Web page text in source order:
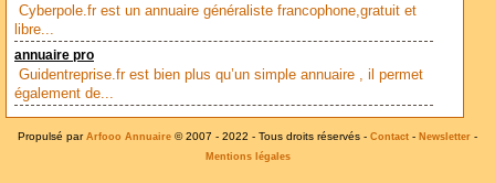
Cyberpole.fr est un annuaire généraliste francophone,gratuit et
libre...
annuaire pro
Guidentreprise.fr est bien plus qu’un simple annuaire , il permet
également de...
Propulsé par Arfooo Annuaire © 2007 - 2022 - Tous droits réservés - Contact - Newsletter -
Mentions légales